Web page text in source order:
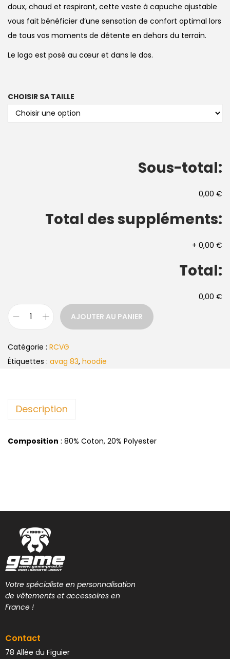
doux, chaud et respirant, cette veste à capuche ajustable
vous fait bénéficier d’une sensation de confort optimal lors
de tous vos moments de détente en dehors du terrain.
Le logo est posé au cœur et dans le dos.
CHOISIR SA TAILLE
Sous-total:
0,00 €
Total des suppléments:
+ 0,00 €
Total:
0,00 €
AJOUTER AU PANIER
Catégorie : RCVG
Étiquettes : avag 83, hoodie
Description
Composition : 80% Coton, 20% Polyester
Votre spécialiste en personnalisation
de vêtements et accessoires en
France !
Contact
78 Allée du Figuier